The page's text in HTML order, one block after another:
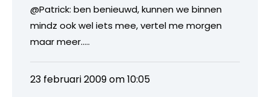
@Patrick: ben benieuwd, kunnen we binnen
mindz ook wel iets mee, vertel me morgen
maar meer…..
23 februari 2009 om 10:05